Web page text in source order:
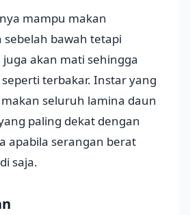
mampu makan
sebelah bawah tetapi
akan mati sehingga
terbakar. Instar yang
seluruh lamina daun
paling dekat dengan
apabila serangan berat
saja.